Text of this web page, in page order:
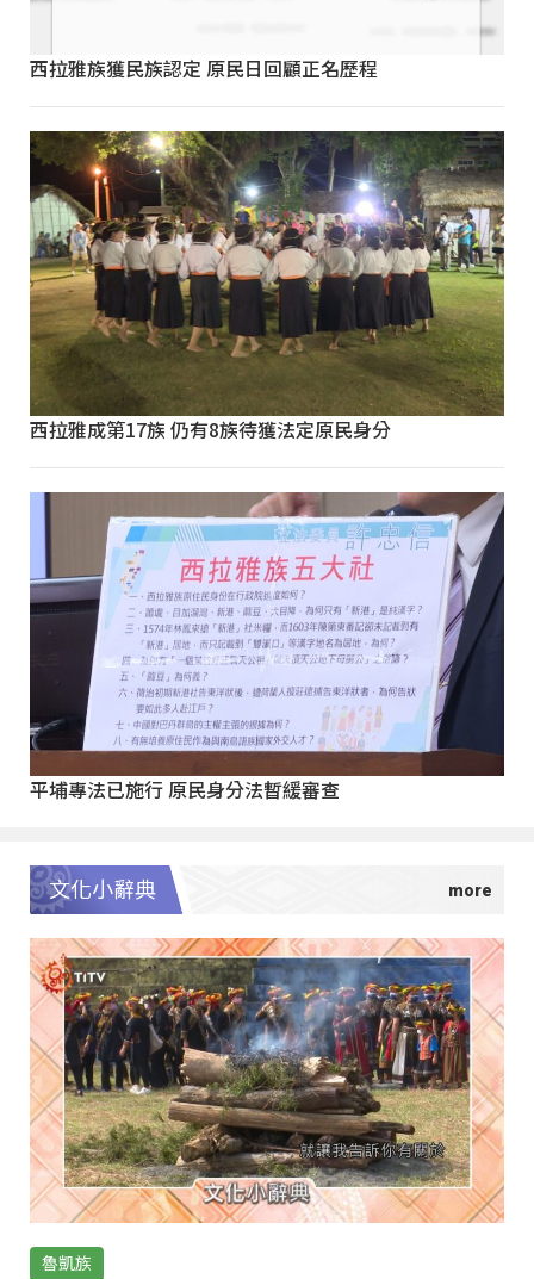
西拉雅族獲民族認定 原民日回顧正名歷程
西拉雅成第17族 仍有8族待獲法定原民身分
平埔專法已施行 原民身分法暫緩審查
文化小辭典
魯凱族